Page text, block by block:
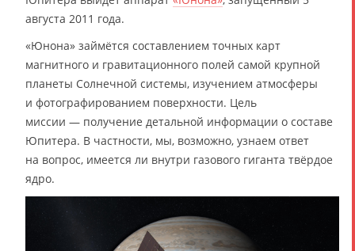
августа 2011 года.
«Юнона» займётся составлением точных карт
магнитного и гравитационного полей самой крупной
планеты Солнечной системы, изучением атмосферы
и фотографированием поверхности. Цель
миссии — получение детальной информации о составе
Юпитера. В частности, мы, возможно, узнаем ответ
на вопрос, имеется ли внутри газового гиганта твёрдое
ядро.